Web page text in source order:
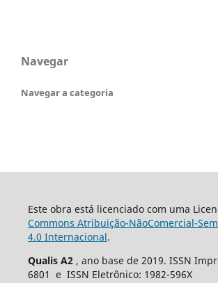
Navegar
Navegar a categoria
Este obra está licenciado com uma
Commons Atribuição-NãoComercial-
4.0 Internacional.
Qualis A2 , ano base de 2019. ISSN
6801 e ISSN Eletrônico: 1982-596X